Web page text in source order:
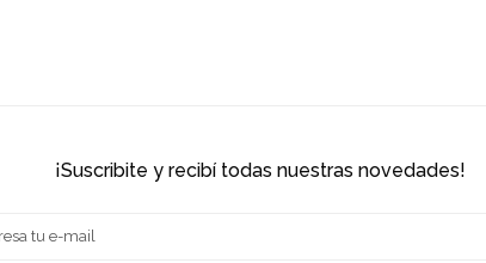
¡suscribite y recibí todas nuestras novedades!